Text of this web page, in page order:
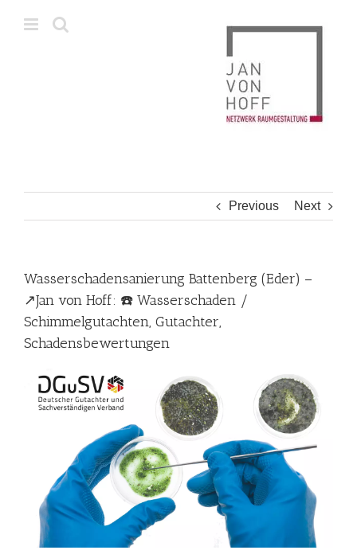
Previous Next
Wasserschadensanierung Battenberg (Eder) –
↗️Jan von Hoff: ☎️ Wasserschaden /
Schimmelgutachten, Gutachter,
Schadensbewertungen